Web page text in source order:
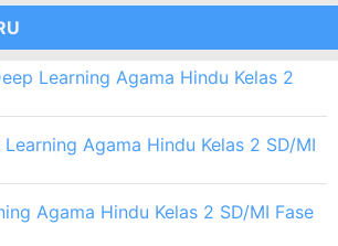
Learning Agama Hindu Kelas 2
Agama Hindu Kelas 2 SD/MI
Agama Hindu Kelas 2 SD/MI Fase